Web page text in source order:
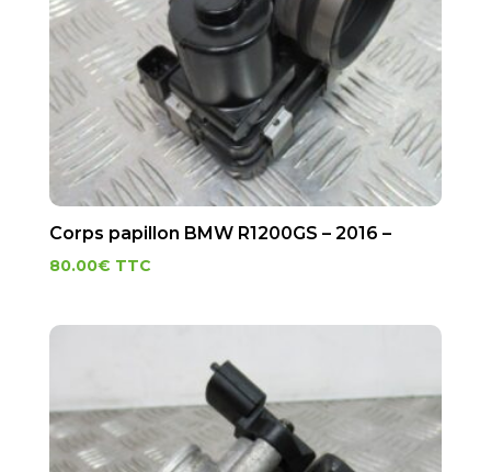
Corps papillon BMW R1200GS – 2016 –
80.00€ TTC